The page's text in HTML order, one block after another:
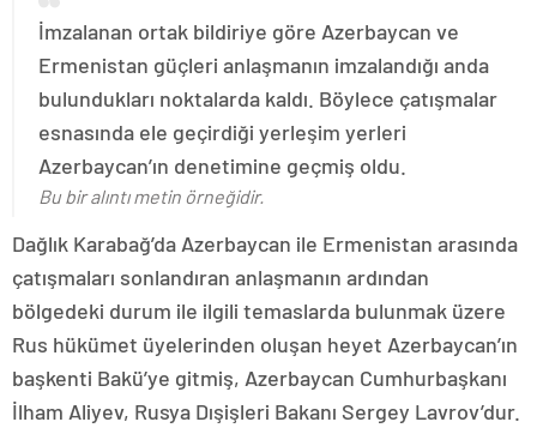
İmzalanan ortak bildiriye göre Azerbaycan ve
Ermenistan güçleri anlaşmanın imzalandığı anda
bulundukları noktalarda kaldı. Böylece çatışmalar
esnasında ele geçirdiği yerleşim yerleri
Azerbaycan’ın denetimine geçmiş oldu.
Bu bir alıntı metin örneğidir.
Dağlık Karabağ’da Azerbaycan ile Ermenistan arasında
çatışmaları sonlandıran anlaşmanın ardından
bölgedeki durum ile ilgili temaslarda bulunmak üzere
Rus hükümet üyelerinden oluşan heyet Azerbaycan’ın
başkenti Bakü’ye gitmiş, Azerbaycan Cumhurbaşkanı
İlham Aliyev, Rusya Dışişleri Bakanı Sergey Lavrov’dur.